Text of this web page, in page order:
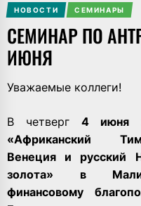
НОВОСТИ СЕМИНАРЫ
СЕМИНАР ПО
ИЮНЯ
Уважаемые коллеги!
В четверг 4 июня
«Африканский
Венеция и русский
золота» в Мали
финансовому